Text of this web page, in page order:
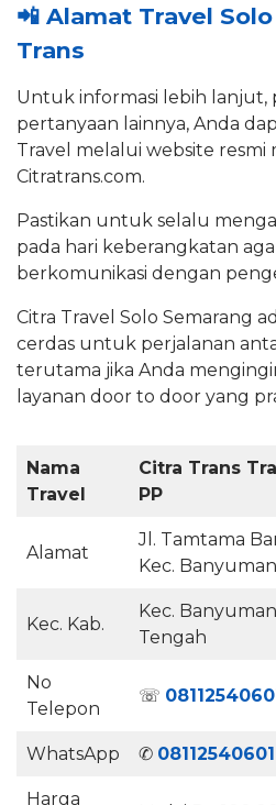
📲 Alamat Travel
Trans
Untuk informasi lebih lanjut,
pertanyaan lainnya, Anda
Travel melalui website resmi
Citratrans.com.
Pastikan untuk selalu
pada hari keberangkatan
berkomunikasi dengan
Citra Travel Solo Semarang
cerdas untuk perjalanan
terutama jika Anda
layanan door to door yang
Nama
Travel
Citra Trans
PP
Alamat
Jl. Tamtama
Kec.
Kec. Kab.
Kec.
Tengah
No
Telepon
☏
WhatsApp ✆ 08112540601
Harga